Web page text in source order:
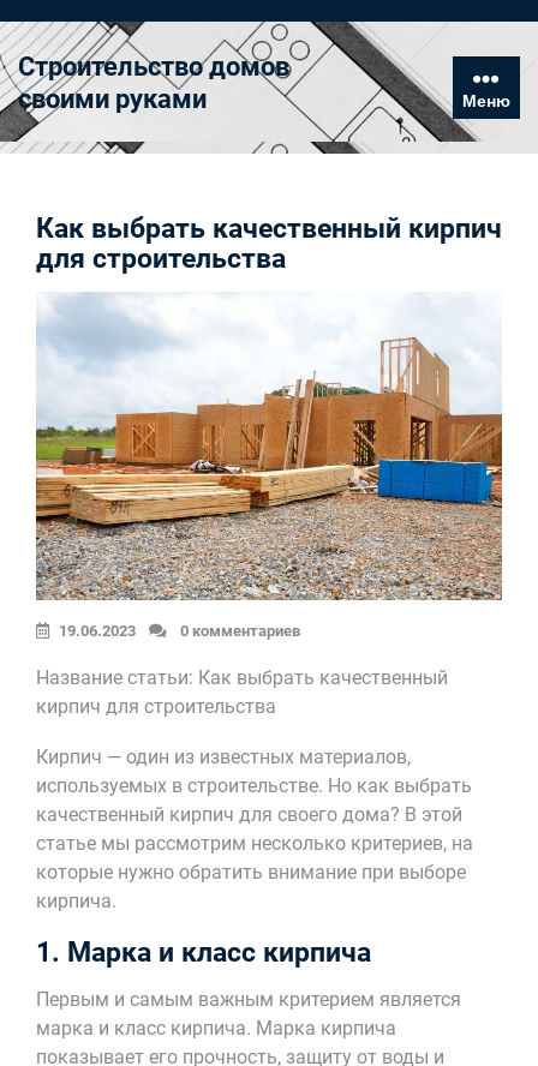
к
содержимому
Строительство домов
своими руками
Меню
Как выбрать качественный кирпич
для строительства
19.06.2023 0 комментариев
Название статьи: Как выбрать качественный
кирпич для строительства
Кирпич — один из известных материалов,
используемых в строительстве. Но как выбрать
качественный кирпич для своего дома? В этой
статье мы рассмотрим несколько критериев, на
которые нужно обратить внимание при выборе
кирпича.
1. Марка и класс кирпича
Первым и самым важным критерием является
марка и класс кирпича. Марка кирпича
показывает его прочность, защиту от воды и